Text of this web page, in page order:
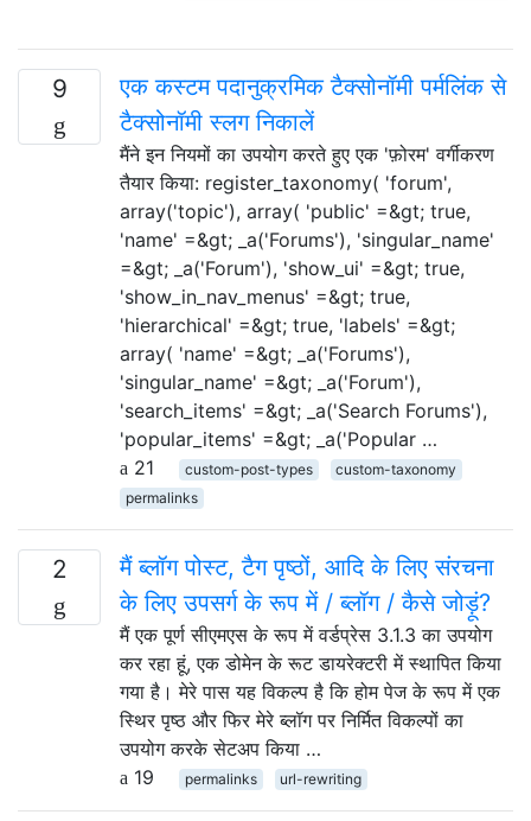
9
एक कस्टम पदानुक्रमिक टैक्सोनॉमी पर्मलिंक से
टैक्सोनॉमी स्लग निकालें
मैंने इन नियमों का उपयोग करते हुए एक 'फ़ोरम' वर्गीकरण
तैयार किया: register_taxonomy( 'forum',
array('topic'), array( 'public' =&gt; true,
'name' =&gt; _a('Forums'), 'singular_name'
=&gt; _a('Forum'), 'show_ui' =&gt; true,
'show_in_nav_menus' =&gt; true,
'hierarchical' =&gt; true, 'labels' =&gt;
array( 'name' =&gt; _a('Forums'),
'singular_name' =&gt; _a('Forum'),
'search_items' =&gt; _a('Search Forums'),
'popular_items' =&gt; _a('Popular …
21
custom-post-types
custom-taxonomy
permalinks
2
मैं ब्लॉग पोस्ट, टैग पृष्ठों, आदि के लिए संरचना
के लिए उपसर्ग के रूप में / ब्लॉग / कैसे जोड़ूं?
मैं एक पूर्ण सीएमएस के रूप में वर्डप्रेस 3.1.3 का उपयोग
कर रहा हूं, एक डोमेन के रूट डायरेक्टरी में स्थापित किया
गया है। मेरे पास यह विकल्प है कि होम पेज के रूप में एक
स्थिर पृष्ठ और फिर मेरे ब्लॉग पर निर्मित विकल्पों का
उपयोग करके सेटअप किया …
19
permalinks url-rewriting